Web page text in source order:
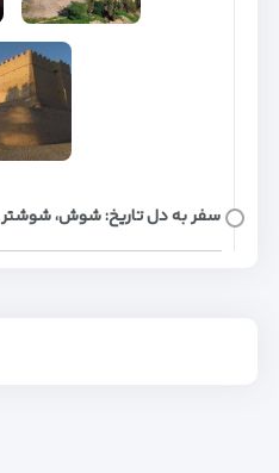
سفر به دل تاریخ: شوش، شوشتر